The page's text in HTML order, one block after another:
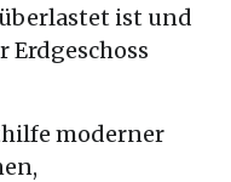
ist und
Erdgeschoss
moderner